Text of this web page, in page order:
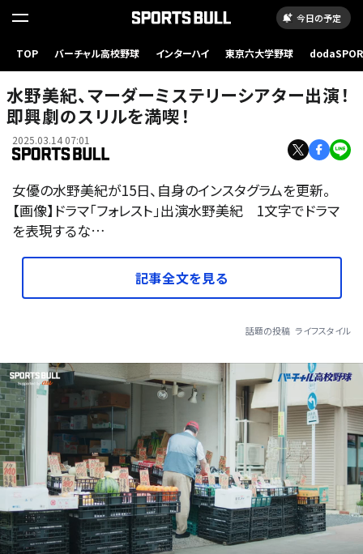
今日の予定
TOP バーチャル高校野球 インターハイ 東京六大学野球
水野美紀、マーダーミステリーシアター出演！
即興劇のスリルを満喫！
2025.03.14 07:01
女優の水野美紀が15日、自身のインスタグラムを更新。
【画像】ドラマ「フォレスト」出演水野美紀 1文字でドラマ
を表現するな…
記事全文を見る
話題の投稿 ライフスタイル